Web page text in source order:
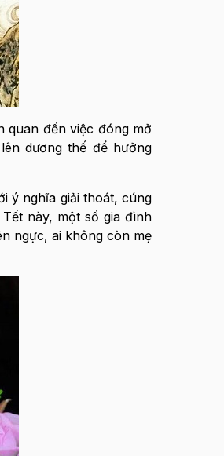
quan đến việc đóng mở
dương thế để hưởng
ý nghĩa giải thoát, cúng
này, một số gia đình
ngực, ai không còn mẹ